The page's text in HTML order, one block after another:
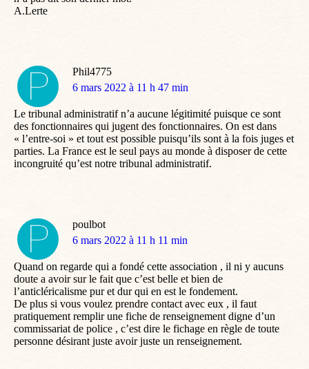
A.Lerte
Phil4775
dit
6 mars 2022 à 11 h 47 min
Le tribunal administratif n’a aucune légitimité puisque ce sont
des fonctionnaires qui jugent des fonctionnaires. On est dans
« l’entre-soi » et tout est possible puisqu’ils sont à la fois juges et
parties. La France est le seul pays au monde à disposer de cette
incongruité qu’est notre tribunal administratif.
poulbot
dit
6 mars 2022 à 11 h 11 min
Quand on regarde qui a fondé cette association , il ni y aucuns
doute a avoir sur le fait que c’est belle et bien de
l’anticléricalisme pur et dur qui en est le fondement.
De plus si vous voulez prendre contact avec eux , il faut
pratiquement remplir une fiche de renseignement digne d’un
commissariat de police , c’est dire le fichage en règle de toute
personne désirant juste avoir juste un renseignement.